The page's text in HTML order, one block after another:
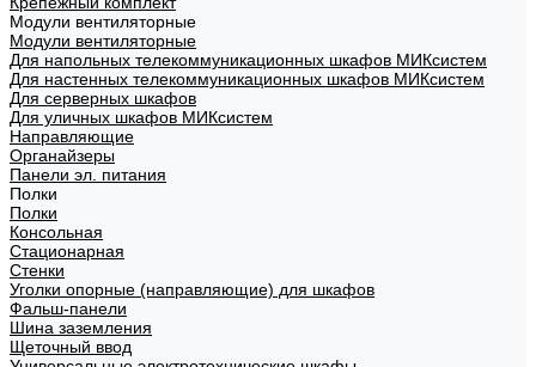
Модули вентиляторные
Модули вентиляторные
Для напольных телекоммуникационных шкафов МИКсистем
Для настенных телекоммуникационных шкафов МИКсистем
Для серверных шкафов
Для уличных шкафов МИКсистем
Направляющие
Органайзеры
Панели эл. питания
Полки
Полки
Консольная
Стационарная
Стенки
Уголки опорные (направляющие) для шкафов
Фальш-панели
Шина заземления
Щеточный ввод